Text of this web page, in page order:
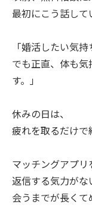
最初にこう話して
「婚活したい気持
でも正直、体も気
す。」
休みの日は、
疲れを取るだけで
マッチングアプリ
返信する気力がな
会うまでが長くて